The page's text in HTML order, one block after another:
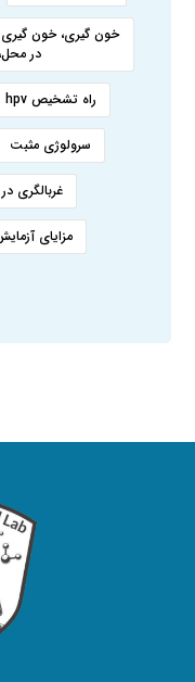
خون گیری، خون
در
راه تشخیص hpv
سرولوژی مثبت
غربالگری
مزایای